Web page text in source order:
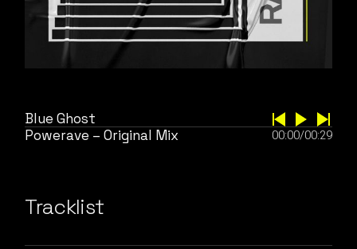
Blue Ghost
Powerave – Original Mix
00:00/00:29
Tracklist